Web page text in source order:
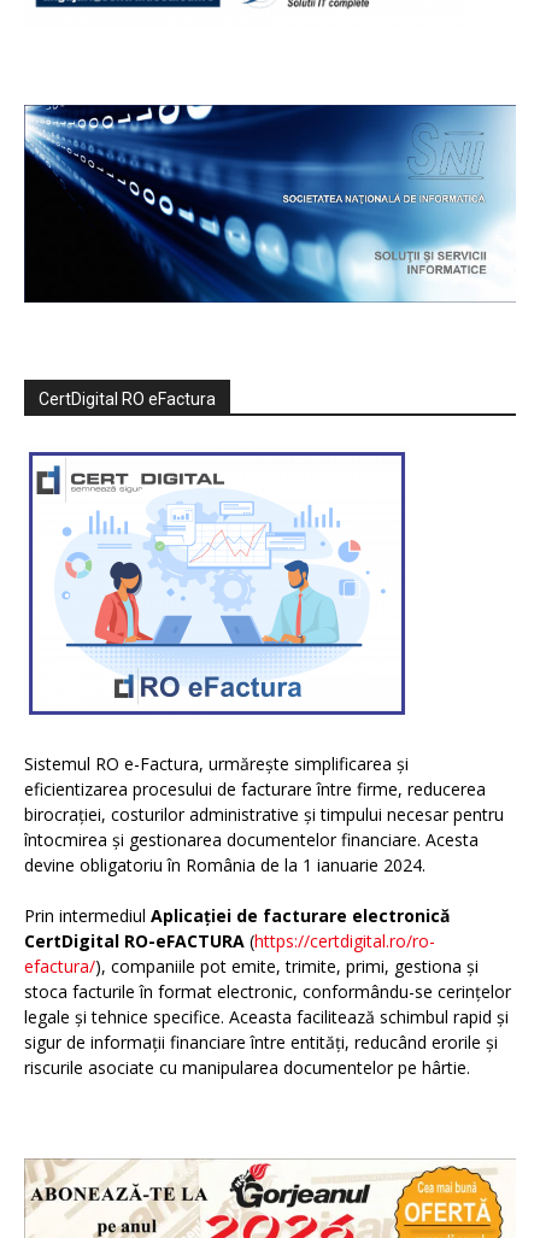
CertDigital RO eFactura
Sistemul RO e-Factura, urmărește simplificarea și
eficientizarea procesului de facturare între firme, reducerea
birocrației, costurilor administrative și timpului necesar pentru
întocmirea și gestionarea documentelor financiare. Acesta
devine obligatoriu în România de la 1 ianuarie 2024.
Prin intermediul Aplicației de facturare electronică
CertDigital RO-eFACTURA (https://certdigital.ro/ro-
efactura/), companiile pot emite, trimite, primi, gestiona și
stoca facturile în format electronic, conformându-se cerințelor
legale și tehnice specifice. Aceasta facilitează schimbul rapid și
sigur de informații financiare între entități, reducând erorile și
riscurile asociate cu manipularea documentelor pe hârtie.